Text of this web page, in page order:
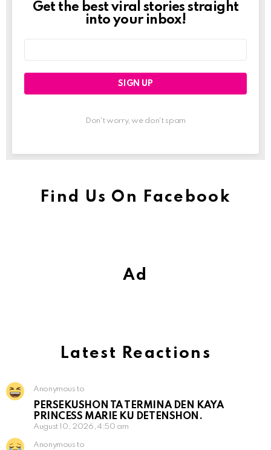
Newslett
Get the best viral stories straight
into your inbox!
Don't worry, we don't spam
Find Us On Facebook
Ad
Latest Reactions
Anonymous to
PERSEKUSHON TA TERMINA DEN KAYA
PRINCESS MARIE KU DETENSHON.
August 10, 2026, 4:50 am
Anonymous to